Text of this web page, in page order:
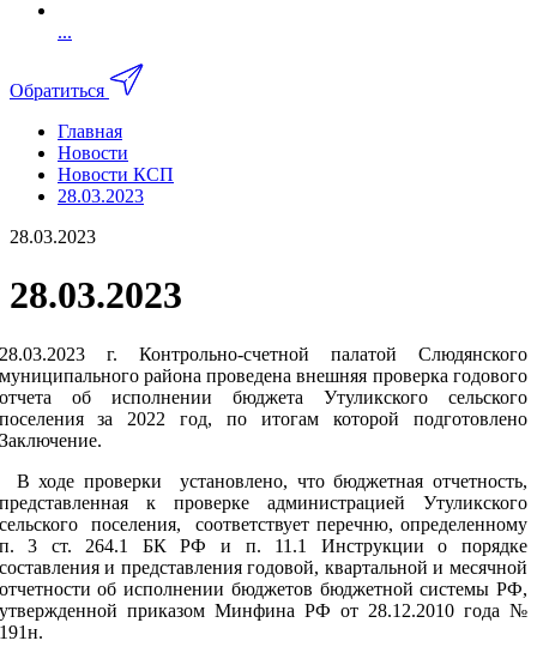
...
Обратиться
Главная
Новости
Новости КСП
28.03.2023
28.03.2023
28.03.2023
г. Контрольно-счетной палатой Слюдянского
района проведена внешняя проверка годового
об исполнении бюджета Утуликского сельского
за 2022 год, по итогам которой подготовлено
ходе проверки установлено, что бюджетная отчетность,
к проверке администрацией Утуликского
поселения, соответствует перечню, определенному
3 ст. 264.1 БК РФ и п. 11.1 Инструкции о порядке
и представления годовой, квартальной и месячной
об исполнении бюджетов бюджетной системы РФ,
приказом Минфина РФ от 28.12.2010 года №